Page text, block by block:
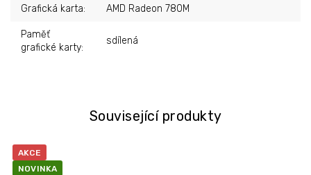
Související produkty
AKCE
NOVINKA
Grafická karta: AMD Radeon 780M
Paměť
grafické karty:
sdílená